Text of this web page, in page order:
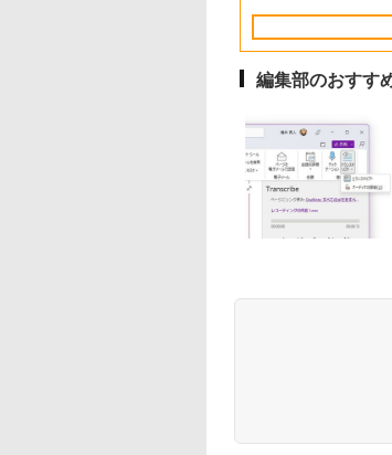
Retinaディスプレ
512GB SSD、1080p
FaceTime HDカメ
ラ、Touch ID - イン
AppleCare+ for 13イ
ンチMacBook
Neo(A18 Pro)|ダウン
ロード版
編集部のおすす